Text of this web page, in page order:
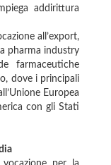
addirittura
all’export,
pharma industry
farmaceutiche
dove i principali
Europea
con gli Stati